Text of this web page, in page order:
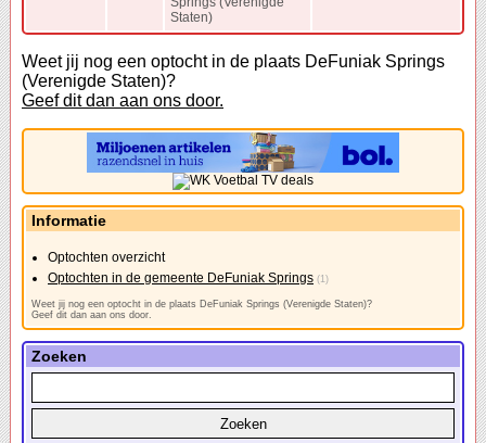
Staten)
Weet jij nog een optocht in de plaats DeFuniak Springs
(Verenigde Staten)?
Geef dit dan aan ons door.
Informatie
Optochten overzicht
Optochten in de gemeente DeFuniak Springs (1)
Weet jij nog een optocht in de plaats DeFuniak Springs (Verenigde Staten)?
Geef dit dan aan ons door.
Zoeken